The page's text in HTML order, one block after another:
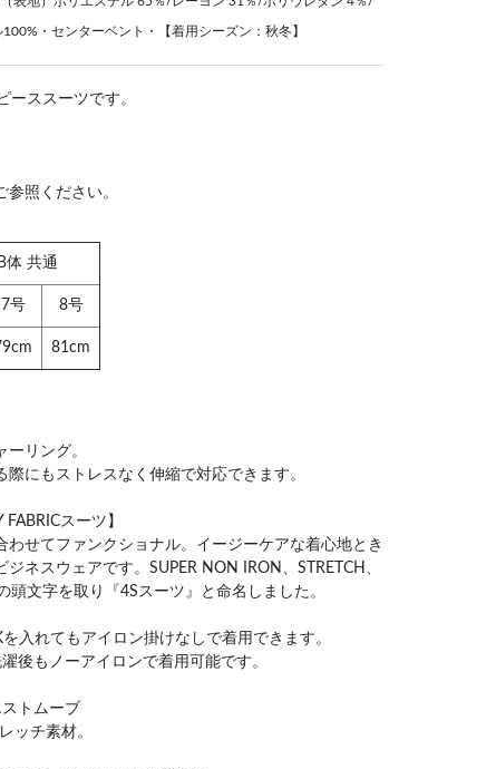
100%・センターベント・【着用シーズン：秋冬】
ーススーツです。
照ください。
体 共通
7号 8号
81cm
リング。
にもストレスなく伸縮で対応できます。
FABRICスーツ】
わせてファンクショナル。イージーケアな着心地とき
ネスウェアです。SUPER NON IRON、STRETCH、
頭文字を取り『4Sスーツ』と命名しました。
入れてもアイロン掛けなしで着用できます。
後もノーアイロンで着用可能です。
トムーブ
ッチ素材。